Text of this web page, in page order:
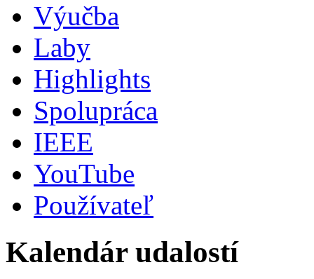
Výučba
Laby
Highlights
Spolupráca
IEEE
YouTube
Používateľ
Kalendár udalostí